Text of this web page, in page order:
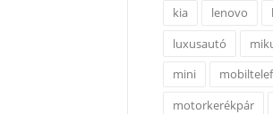
kia
lenovo
luxusautó
mini
motorkerékpár